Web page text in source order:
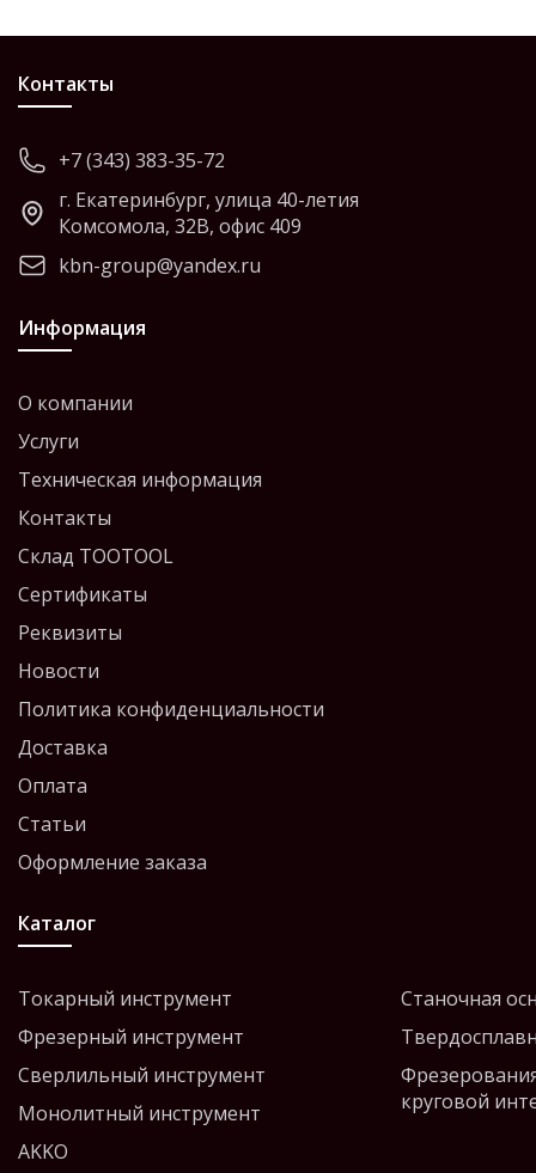
Контакты
+7 (343) 383-35-72
г. Екатеринбург, улица 40-летия
Комсомола, 32В, офис 409
kbn-group@yandex.ru
Информация
О компании
Услуги
Техническая информация
Контакты
Склад TOOTOOL
Сертификаты
Реквизиты
Новости
Политика конфиденциальности
Доставка
Оплата
Статьи
Оформление заказа
Каталог
Токарный инструмент
Фрезерный инструмент
Сверлильный инструмент
Монолитный инструмент
AKKO
Станочная
круговой